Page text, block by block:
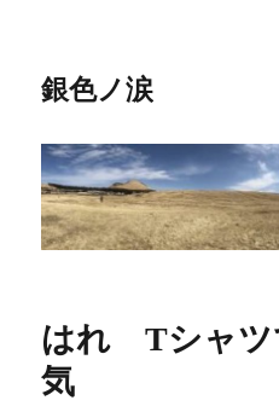
銀色ノ涙
はれ Tシャツ
気